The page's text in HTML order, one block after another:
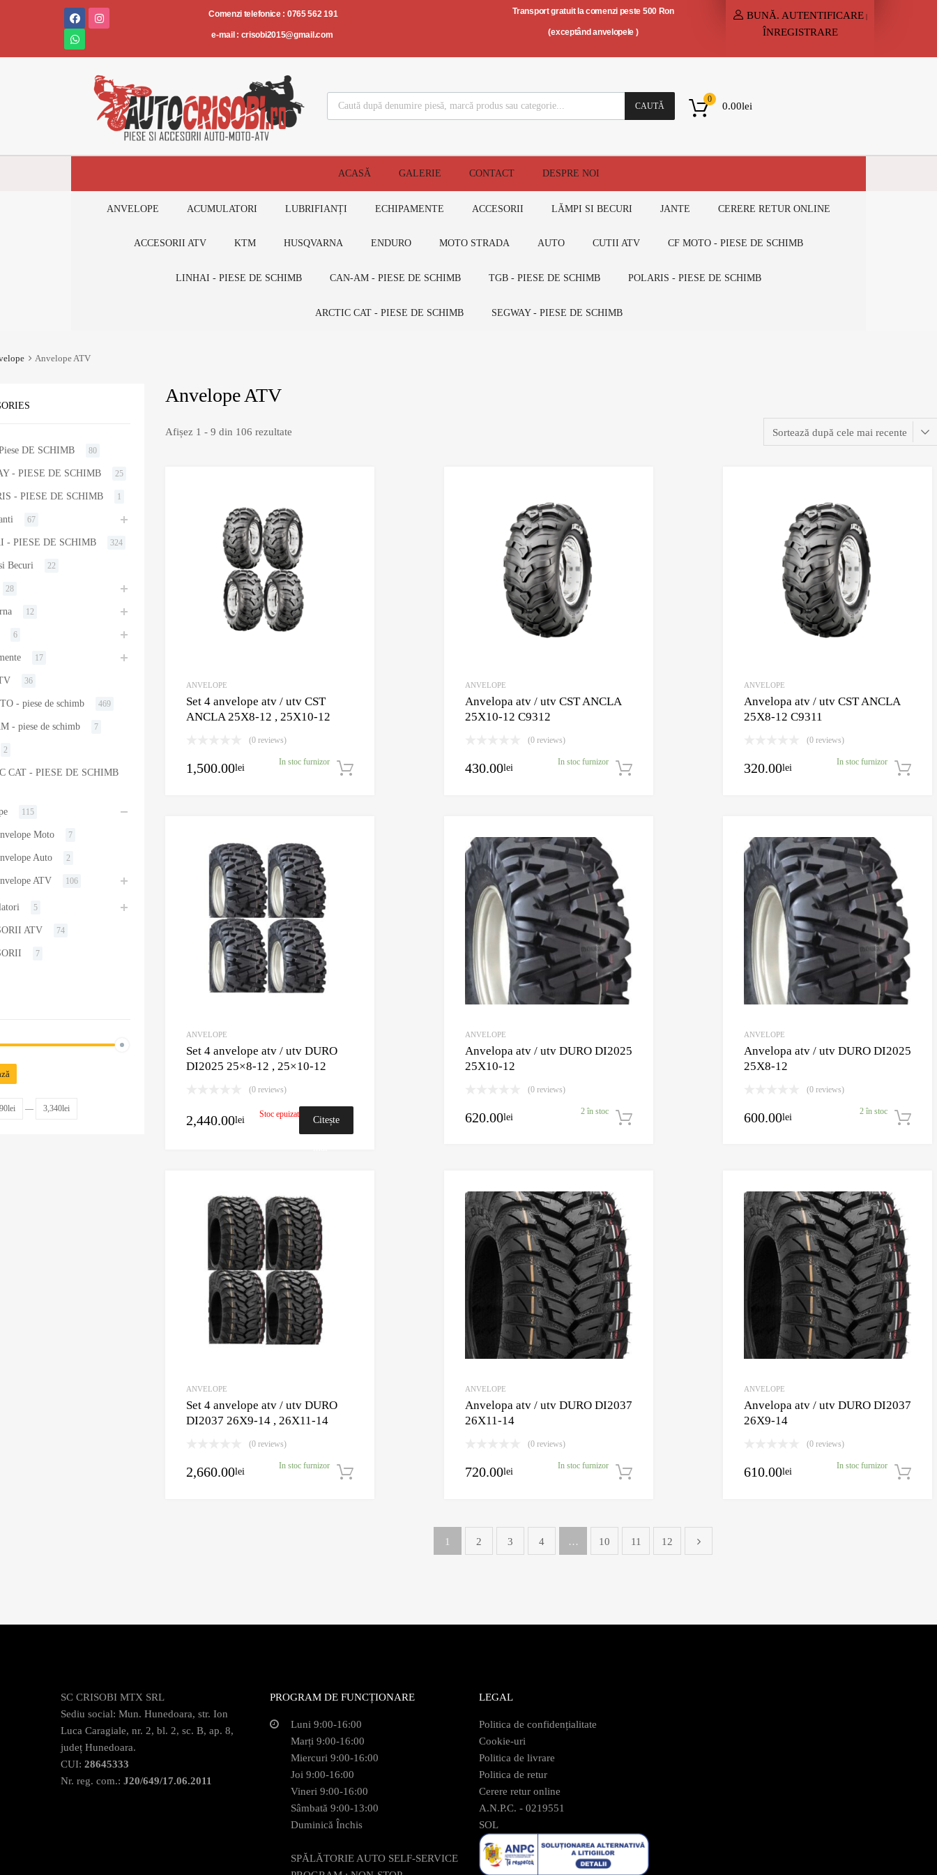
Comenzi telefonice : 0765 562 191
e-mail : crisobi2015@gmail.com
Transport gratuit la comenzi peste 500 Ron
(exceptând anvelopele )
BUNĂ. AUTENTIFICARE |
ÎNREGISTRARE
CAUTĂ 0.00lei
0
ACASĂ GALERIE CONTACT DESPRE NOI
ANVELOPE ACUMULATORI LUBRIFIANȚI ECHIPAMENTE ACCESORII LĂMPI SI BECURI JANTE CERERE RETUR ONLINE
ACCESORII ATV KTM HUSQVARNA ENDURO MOTO STRADA AUTO CUTII ATV CF MOTO - PIESE DE SCHIMB
LINHAI - PIESE DE SCHIMB CAN-AM - PIESE DE SCHIMB TGB - PIESE DE SCHIMB POLARIS - PIESE DE SCHIMB
ARCTIC CAT - PIESE DE SCHIMB SEGWAY - PIESE DE SCHIMB
Anvelope ATV
Anvelope ATV
Afișez 1 - 9 din 106 rezultate
ANVELOPE
Set 4 anvelope atv / utv CST
ANCLA 25X8-12 , 25X10-12
(0 reviews)
1,500.00lei
In stoc furnizor
ANVELOPE
Anvelopa atv / utv CST ANCLA
25X10-12 C9312
(0 reviews)
430.00lei
In stoc furnizor
ANVELOPE
Anvelopa atv / utv CST ANCLA
25X8-12 C9311
(0 reviews)
320.00lei
In stoc furnizor
ANVELOPE
Set 4 anvelope atv / utv DURO
DI2025 25×8-12 , 25×10-12
(0 reviews)
2,440.00lei
Stoc epuizat
Citește
ANVELOPE
Anvelopa atv / utv DURO DI2025
25X10-12
(0 reviews)
620.00lei
2 în stoc
ANVELOPE
Anvelopa atv / utv DURO DI2025
25X8-12
(0 reviews)
600.00lei
2 în stoc
ANVELOPE
Set 4 anvelope atv / utv DURO
DI2037 26X9-14 , 26X11-14
(0 reviews)
2,660.00lei
In stoc furnizor
ANVELOPE
Anvelopa atv / utv DURO DI2037
26X11-14
(0 reviews)
720.00lei
In stoc furnizor
ANVELOPE
Anvelopa atv / utv DURO DI2037
26X9-14
(0 reviews)
610.00lei
In stoc furnizor
1 2 3 4 … 10 11 12
DE SCHIMB 80
- PIESE DE SCHIMB 25
- PIESE DE SCHIMB 1
67
- PIESE DE SCHIMB 324
Becuri 22
28
12
6
17
36
- piese de schimb 469
- piese de schimb 7
2
CAT - PIESE DE SCHIMB
115
Moto 7
Auto 2
ATV 106
5
ATV 74
7
— 3,340lei
SC CRISOBI MTX SRL
Sediu social: Mun. Hunedoara, str. Ion
Luca Caragiale, nr. 2, bl. 2, sc. B, ap. 8,
județ Hunedoara.
CUI: 28645333
Nr. reg. com.: J20/649/17.06.2011
PROGRAM DE FUNCȚIONARE
Luni 9:00-16:00
Marți 9:00-16:00
Miercuri 9:00-16:00
Joi 9:00-16:00
Vineri 9:00-16:00
Sâmbată 9:00-13:00
Duminică Închis
SPĂLĂTORIE AUTO SELF-SERVICE
LEGAL
Politica de confidențialitate
Cookie-uri
Politica de livrare
Politica de retur
Cerere retur online
A.N.P.C. - 0219551
SOL